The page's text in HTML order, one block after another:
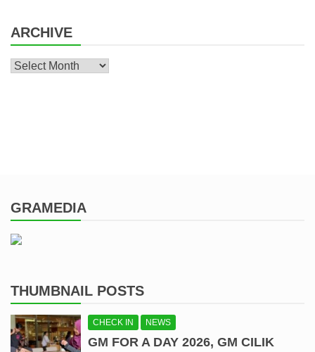
ARCHIVE
Archive
GRAMEDIA
THUMBNAIL POSTS
CHECK IN NEWS
GM FOR A DAY 2026, GM CILIK